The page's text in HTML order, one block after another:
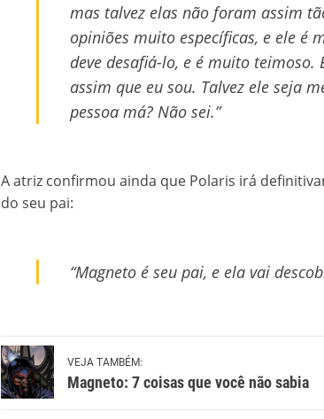
mas talvez elas não foram assim
opiniões muito específicas, e ele é
deve desafiá-lo, e é muito teimoso.
assim que eu sou. Talvez ele seja
pessoa má? Não sei.”
A atriz confirmou ainda que Polaris irá
do seu pai:
“Magneto é seu pai, e ela vai
VEJA TAMBÉM:
Magneto: 7 coisas que você não sabia